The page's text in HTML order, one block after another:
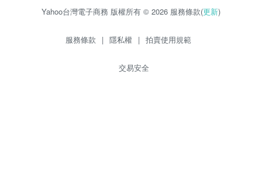
Yahoo台灣電子商務 版權所有 © 2026 服務條款(更新)
服務條款 | 隱私權 | 拍賣使用規範
交易安全